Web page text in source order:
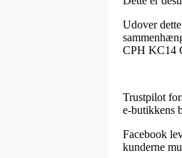
Udover
CPH KC14
Trustpilot
e-butikkens
Facebook
kunderne